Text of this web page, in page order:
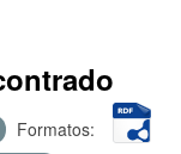
Formatos: